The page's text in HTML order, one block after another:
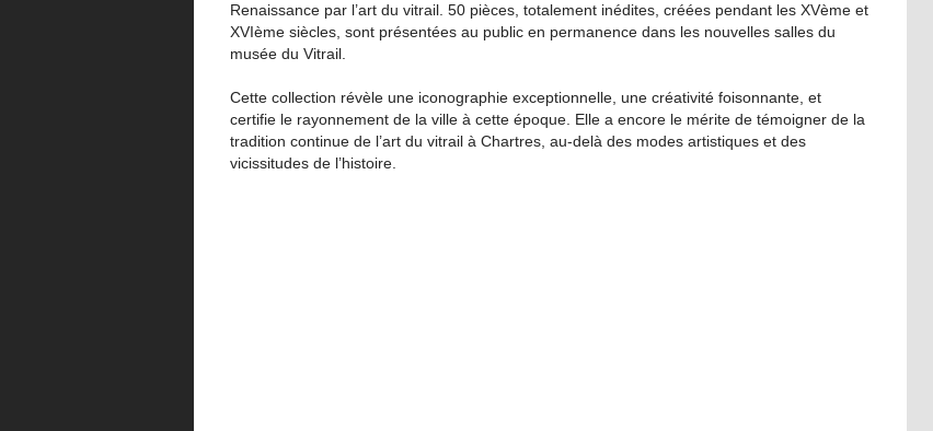
Renaissance par l’art du vitrail. 50 pièces, totalement inédites, créées pendant les XVème et
XVIème siècles, sont présentées au public en permanence dans les nouvelles salles du
musée du Vitrail.
Cette collection révèle une iconographie exceptionnelle, une créativité foisonnante, et
certifie le rayonnement de la ville à cette époque. Elle a encore le mérite de témoigner de la
tradition continue de l’art du vitrail à Chartres, au-delà des modes artistiques et des
vicissitudes de l’histoire.